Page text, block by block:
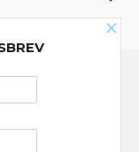
og vi kan
×